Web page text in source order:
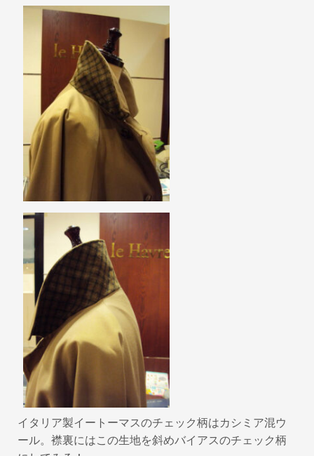
イタリア製イートーマスのチェック柄はカシミア混ウ
ール。襟裏にはこの生地を斜めバイアスのチェック柄